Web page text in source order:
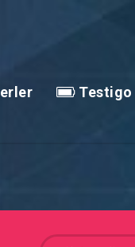
Testigo